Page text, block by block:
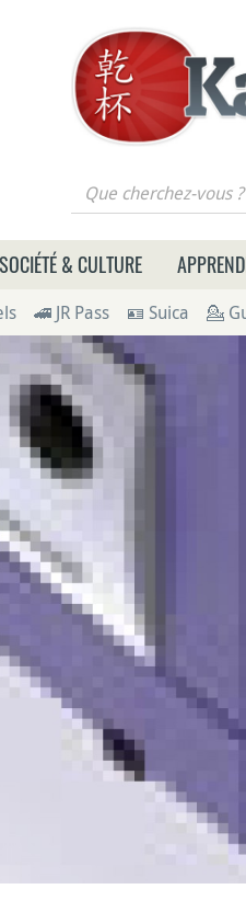
cherchez-vous ?
SOCIÉTÉ & CULTURE
🚄 JR Pass 🪪 Suica 💁